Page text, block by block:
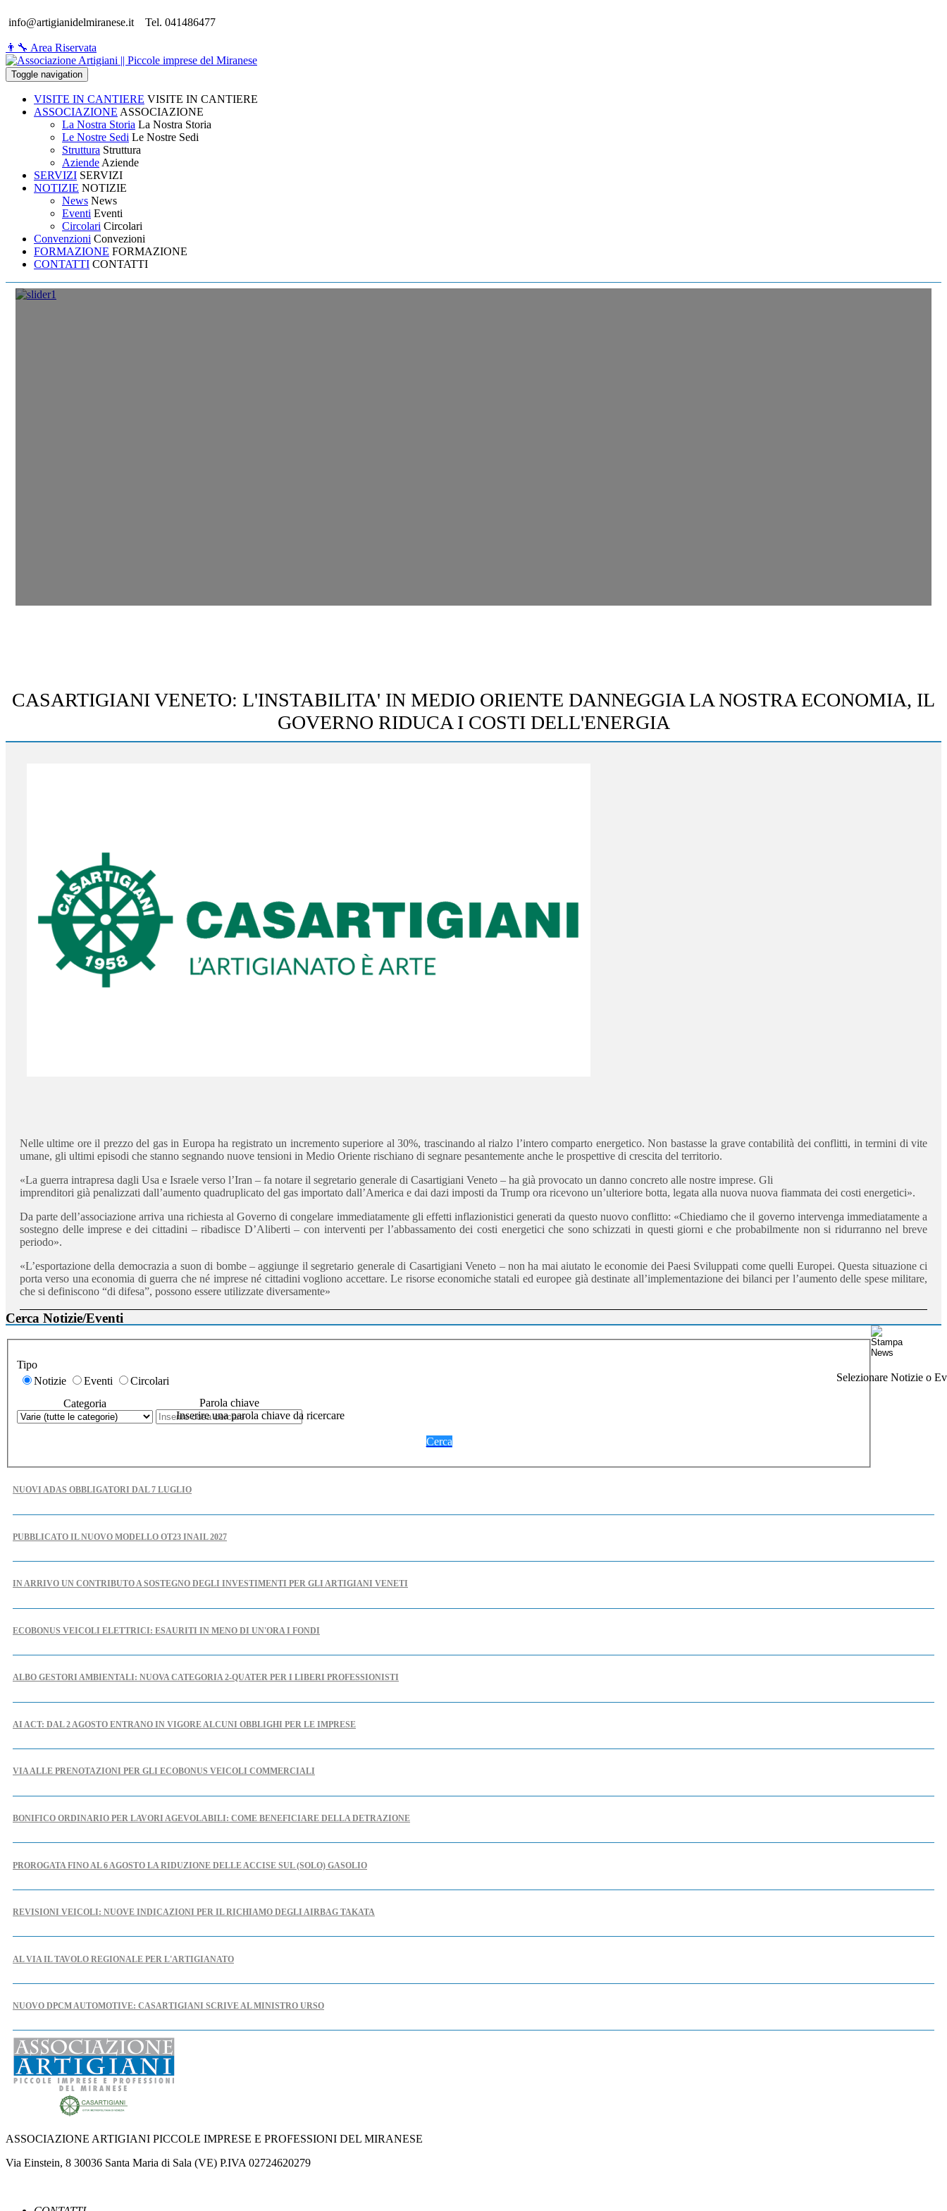
info@artigianidelmiranese.it Tel. 041486477
👨‍🔧 Area Riservata
Toggle navigation
VISITE IN CANTIERE VISITE IN CANTIERE
ASSOCIAZIONE ASSOCIAZIONE
La Nostra Storia La Nostra Storia
Le Nostre Sedi Le Nostre Sedi
Struttura Struttura
Aziende Aziende
SERVIZI SERVIZI
NOTIZIE NOTIZIE
News News
Eventi Eventi
Circolari Circolari
Convenzioni Convezioni
FORMAZIONE FORMAZIONE
CONTATTI CONTATTI
CASARTIGIANI VENETO: L'INSTABILITA' IN MEDIO ORIENTE DANNEGGIA LA NOSTRA ECONOMIA, IL
GOVERNO RIDUCA I COSTI DELL'ENERGIA
Nelle ultime ore il prezzo del gas in Europa ha registrato un incremento superiore al 30%, trascinando al rialzo l’intero comparto energetico. Non bastasse la grave contabilità dei conflitti, in termini di vite
umane, gli ultimi episodi che stanno segnando nuove tensioni in Medio Oriente rischiano di segnare pesantemente anche le prospettive di crescita del territorio.
«La guerra intrapresa dagli Usa e Israele verso l’Iran – fa notare il segretario generale di Casartigiani Veneto – ha già provocato un danno concreto alle nostre imprese. Gli
imprenditori già penalizzati dall’aumento quadruplicato del gas importato dall’America e dai dazi imposti da Trump ora ricevono un’ulteriore botta, legata alla nuova nuova fiammata dei costi energetici».
Da parte dell’associazione arriva una richiesta al Governo di congelare immediatamente gli effetti inflazionistici generati da questo nuovo conflitto: «Chiediamo che il governo intervenga immediatamente a
sostegno delle imprese e dei cittadini – ribadisce D’Aliberti – con interventi per l’abbassamento dei costi energetici che sono schizzati in questi giorni e che probabilmente non si ridurranno nel breve
periodo».
«L’esportazione della democrazia a suon di bombe – aggiunge il segretario generale di Casartigiani Veneto – non ha mai aiutato le economie dei Paesi Sviluppati come quelli Europei. Questa situazione ci
porta verso una economia di guerra che né imprese né cittadini vogliono accettare. Le risorse economiche statali ed europee già destinate all’implementazione dei bilanci per l’aumento delle spese militare,
che si definiscono “di difesa”, possono essere utilizzate diversamente»
Cerca Notizie/Eventi
Tipo
Selezionare Notizie o
Notizie Eventi
Circolari
Categoria
Parola chiave
Inserire una parola chiave da ricercare
Cerca
NUOVI ADAS OBBLIGATORI DAL 7 LUGLIO
PUBBLICATO IL NUOVO MODELLO OT23 INAIL 2027
IN ARRIVO UN CONTRIBUTO A SOSTEGNO DEGLI INVESTIMENTI PER GLI ARTIGIANI VENETI
ECOBONUS VEICOLI ELETTRICI: ESAURITI IN MENO DI UN'ORA I FONDI
ALBO GESTORI AMBIENTALI: NUOVA CATEGORIA 2-QUATER PER I LIBERI PROFESSIONISTI
AI ACT: DAL 2 AGOSTO ENTRANO IN VIGORE ALCUNI OBBLIGHI PER LE IMPRESE
VIA ALLE PRENOTAZIONI PER GLI ECOBONUS VEICOLI COMMERCIALI
BONIFICO ORDINARIO PER LAVORI AGEVOLABILI: COME BENEFICIARE DELLA DETRAZIONE
PROROGATA FINO AL 6 AGOSTO LA RIDUZIONE DELLE ACCISE SUL (SOLO) GASOLIO
REVISIONI VEICOLI: NUOVE INDICAZIONI PER IL RICHIAMO DEGLI AIRBAG TAKATA
AL VIA IL TAVOLO REGIONALE PER L'ARTIGIANATO
NUOVO DPCM AUTOMOTIVE: CASARTIGIANI SCRIVE AL MINISTRO URSO
IPERAMMORTAMENTO: AL VIA SUL PORTALE GSE LE COMUNICAZIONI DI CONFERMA DEGLI INVESTIMENTI
NUOVE REGOLE EUROPEE CONTRO FOTO E VIDEO MANIPOLATI DALL'INTELLIGENZA ARTIFICIALE
ASSOCIAZIONE ARTIGIANI PICCOLE IMPRESE E PROFESSIONI DEL MIRANESE
Via Einstein, 8 30036 Santa Maria di Sala (VE) P.IVA 02724620279